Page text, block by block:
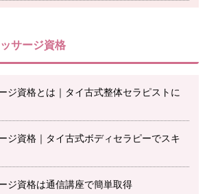
サージ資格
ジ資格とは｜タイ古式整体セラピストに
ジ資格｜タイ古式ボディセラピーでスキ
ジ資格は通信講座で簡単取得